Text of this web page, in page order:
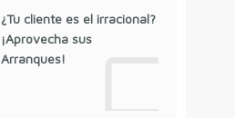
¿Tu cliente es el irracional?
¡Aprovecha sus
Arranques!